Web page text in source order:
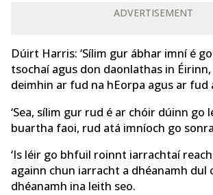
ADVERTISEMENT
Dúirt Harris: ‘Sílim gur ábhar imní é
tsochaí agus don daonlathas in
deimhin ar fud na hEorpa agus ar fud
‘Sea, sílim gur rud é ar chóir dúinn go
buartha faoi, rud atá imníoch go
‘Is léir go bhfuil roinnt iarrachtaí
againn chun iarracht a dhéanamh dul
dhéanamh ina leith seo.